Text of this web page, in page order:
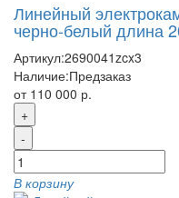
Линейный
черно-белый длина
Артикул:2690041zcx3
Наличие:Предзаказ
от 110 000 р.
+
-
В корзину